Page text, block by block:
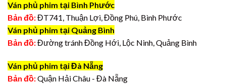
Ván phủ phim tại Bình Phước
Bản đồ:ĐT741, Thuận Lợi, Đồng Phú, Bình Phước
Ván phủ phim tại Quảng Bình
Bản đồ:Đường tránh Đồng Hới, Lộc Ninh, Quảng Bình
Ván phủ phim tại Đà Nẵng
Bản đồ:Quận Hải Châu - Đà Nẵng